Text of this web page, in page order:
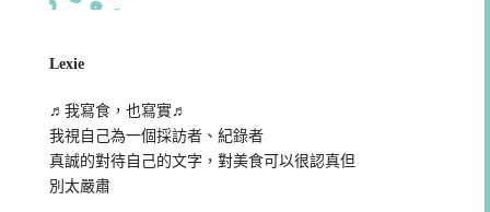
Lexie
♬我寫食，也寫實♬
我視自己為一個採訪者、紀錄者
真誠的對待自己的文字，對美食可以很認真但
別太嚴肅